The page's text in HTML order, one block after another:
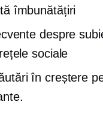
îmbunătățiri
despre
sociale
în creștere